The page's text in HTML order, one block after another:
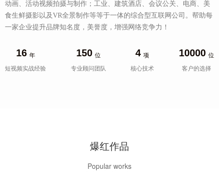
动画、活动视频拍摄与制作；工业、建筑酒店、会议公关、电商、美
食生鲜摄影以及VR全景制作等等于一体的综合型互联网公司。帮助每
一家企业提升品牌知名度，美誉度，增强网络竞争力！
16 年
短视频实战经验
150 位
专业顾问团队
4 项
核心技术
10000 位
客户的选择
爆红作品
Popular works